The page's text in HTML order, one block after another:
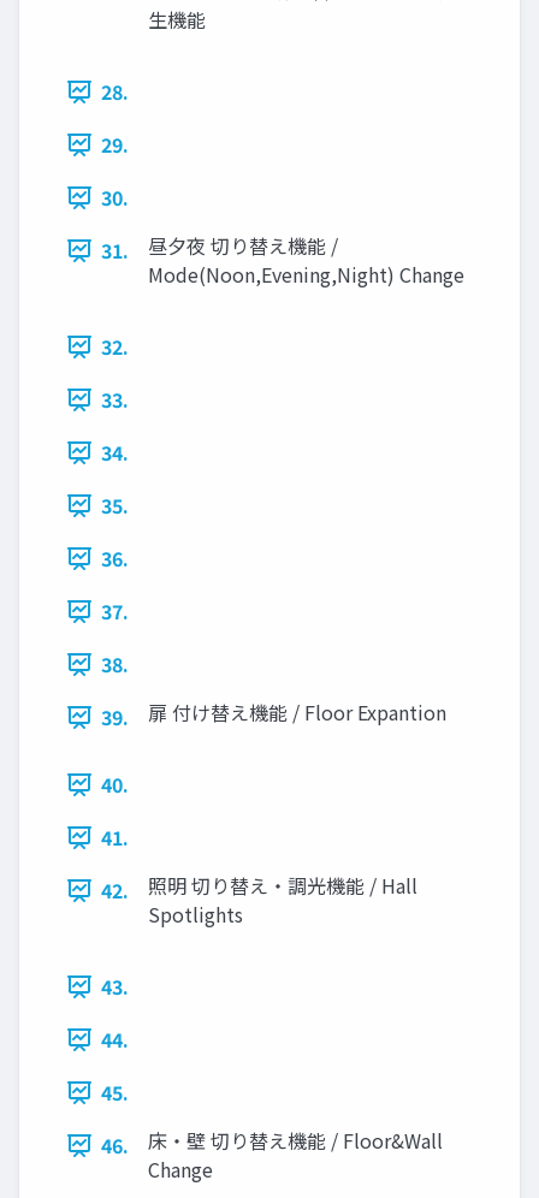
生機能
28.
29.
30.
31.
昼夕夜 切り替え機能 /
Mode(Noon,Evening,Night) Change
32.
33.
34.
35.
36.
37.
38.
39.
扉 付け替え機能 / Floor Expantion
40.
41.
42.
照明 切り替え・調光機能 / Hall
Spotlights
43.
44.
45.
46.
床・壁 切り替え機能 / Floor&Wall
Change